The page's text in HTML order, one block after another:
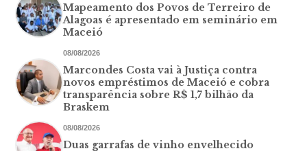
Mapeamento dos Povos de Terreiro de
Alagoas é apresentado em seminário em
Maceió
08/08/2026
Marcondes Costa vai à Justiça contra
novos empréstimos de Maceió e cobra
transparência sobre R$ 1,7 bilhão da
Braskem
08/08/2026
Duas garrafas de vinho envelhecido